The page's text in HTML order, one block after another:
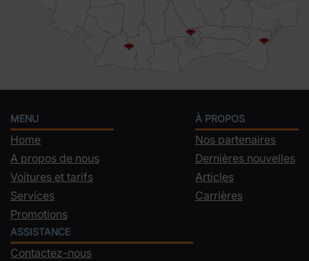
MENU
Home
A propos de nous
Voitures et tarifs
Services
Promotions
À PROPOS
Nos partenaires
Dernières nouvelles
Articles
Carrières
ASSISTANCE
Contactez-nous